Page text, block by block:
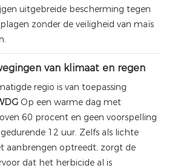
uitgebreide bescherming tegen
zonder de veiligheid van maïs
van klimaat en regen
regio is van toepassing
Op een warme dag met
60 procent en geen voorspelling
12 uur. Zelfs als lichte
aanbrengen optreedt, zorgt de
dat het herbicide al is